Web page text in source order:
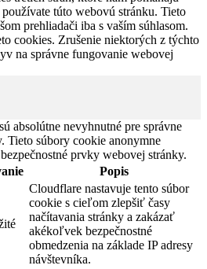
túto webovú stránku. Tieto
prehliadači iba s vaším súhlasom.
cookies. Zrušenie niektorých z týchto
na správne fungovanie webovej
absolútne nevyhnutné pre správne
Tieto súbory cookie anonymne
prvky webovej stránky.
Popis
Cloudflare nastavuje tento súbor
cookie s cieľom zlepšiť časy
načítavania stránky a zakázať
akékoľvek bezpečnostné
obmedzenia na základe IP adresy
návštevníka.